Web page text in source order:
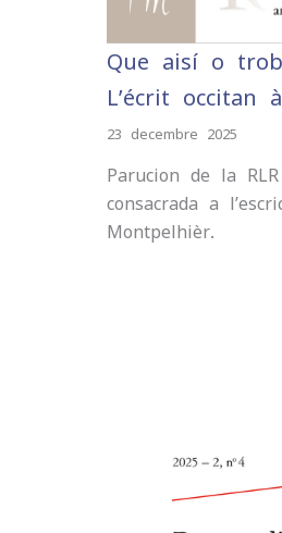
Que aisí o
L’écrit occitan
23 decembre 2025
Parucion de la
consacrada a
Montpelhièr.